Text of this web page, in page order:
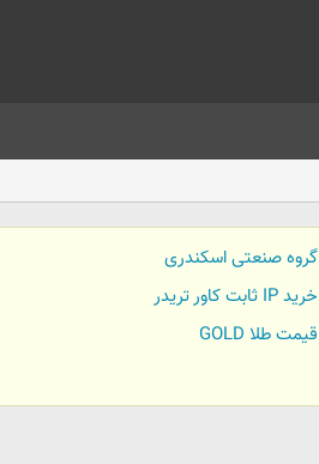
گروه صنعتی اسکندری
خرید IP ثابت کاور تریدر
قیمت طلا GOLD